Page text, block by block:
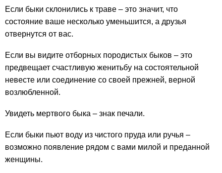
Если быки склонились к траве – это значит, что
состояние ваше несколько уменьшится, а друзья
отвернутся от вас.
Если вы видите отборных породистых быков – это
предвещает счастливую женитьбу на состоятельной
невесте или соединение со своей прежней, верной
возлюбленной.
Увидеть мертвого быка – знак печали.
Если быки пьют воду из чистого пруда или ручья –
возможно появление рядом с вами милой и преданной
женщины.